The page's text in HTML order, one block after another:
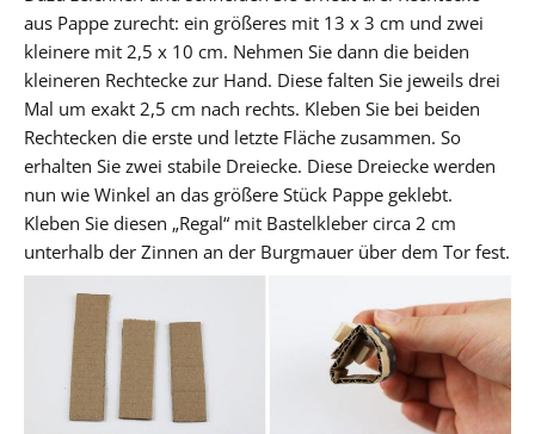
aus Pappe zurecht: ein größeres mit 13 x 3 cm und zwei
kleinere mit 2,5 x 10 cm. Nehmen Sie dann die beiden
kleineren Rechtecke zur Hand. Diese falten Sie jeweils drei
Mal um exakt 2,5 cm nach rechts. Kleben Sie bei beiden
Rechtecken die erste und letzte Fläche zusammen. So
erhalten Sie zwei stabile Dreiecke. Diese Dreiecke werden
nun wie Winkel an das größere Stück Pappe geklebt.
Kleben Sie diesen „Regal“ mit Bastelkleber circa 2 cm
unterhalb der Zinnen an der Burgmauer über dem Tor fest.